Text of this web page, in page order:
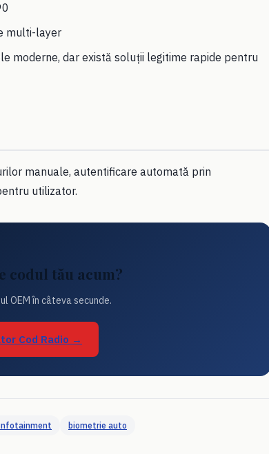
multi-layer
moderne, dar există soluții legitime rapide pentru
manuale, autentificare automată prin
utilizator.
codul tău acum?
OEM în câteva secunde.
Cod Radio →
biometrie auto